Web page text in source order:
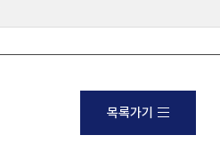
목록가기